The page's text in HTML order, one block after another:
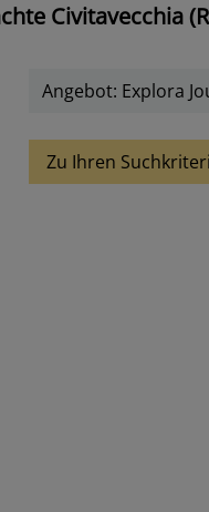
Civitavecchia
Angebot: Explora
Zu Ihren